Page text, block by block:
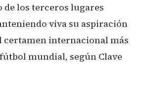
los terceros lugares
viva su aspiración
certamen internacional más
mundial, según Clave